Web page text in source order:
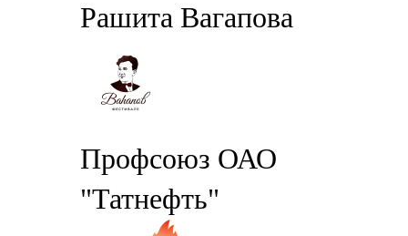
Рашита Вагапова
Профсоюз ОАО
"Татнефть"